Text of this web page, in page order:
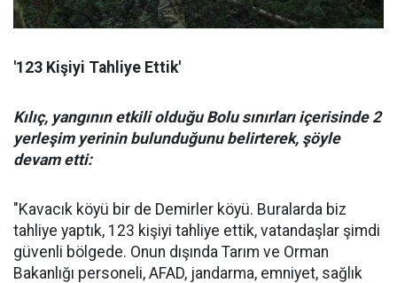
'123 Kişiyi Tahliye Ettik'
Kılıç, yangının etkili olduğu Bolu sınırları içerisinde 2
yerleşim yerinin bulunduğunu belirterek, şöyle
devam etti:
"Kavacık köyü bir de Demirler köyü. Buralarda biz
tahliye yaptık, 123 kişiyi tahliye ettik, vatandaşlar şimdi
güvenli bölgede. Onun dışında Tarım ve Orman
Bakanlığı personeli, AFAD, jandarma, emniyet, sağlık